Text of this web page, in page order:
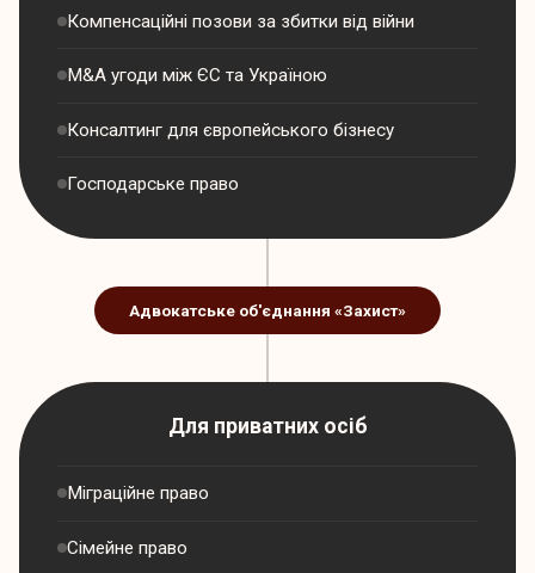
Компенсаційні позови за збитки від війни
M&A угоди між ЄС та Україною
Консалтинг для європейського бізнесу
Господарське право
Адвокатське об'єднання «Захист»
Для приватних осіб
Міграційне право
Сімейне право